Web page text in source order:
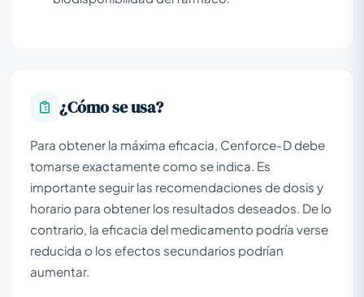
¿Cómo se usa?
Para obtener la máxima eficacia, Cenforce-D debe
tomarse exactamente como se indica. Es
importante seguir las recomendaciones de dosis y
horario para obtener los resultados deseados. De lo
contrario, la eficacia del medicamento podría verse
reducida o los efectos secundarios podrían
aumentar.